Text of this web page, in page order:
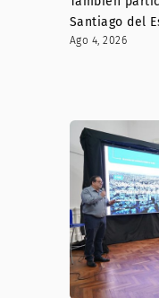
Santiago del
Ago 4, 2026